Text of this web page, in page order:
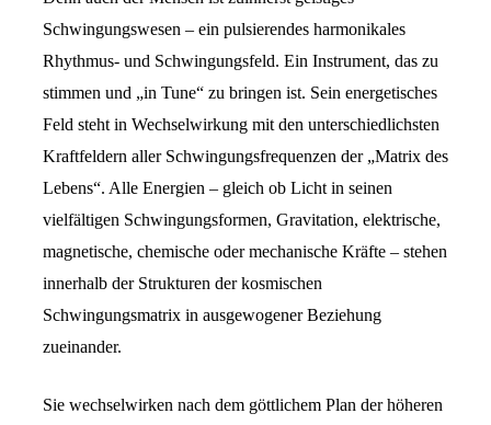
Schwingungswesen – ein pulsierendes harmonikales
Rhythmus- und Schwingungsfeld. Ein Instrument, das zu
stimmen und „in Tune“ zu bringen ist. Sein energetisches
Feld steht in Wechselwirkung mit den unterschiedlichsten
Kraftfeldern aller Schwingungsfrequenzen der „Matrix des
Lebens“. Alle Energien – gleich ob Licht in seinen
vielfältigen Schwingungsformen, Gravitation, elektrische,
magnetische, chemische oder mechanische Kräfte – stehen
innerhalb der Strukturen der kosmischen
Schwingungsmatrix in ausgewogener Beziehung
zueinander.
Sie wechselwirken nach dem göttlichem Plan der höheren